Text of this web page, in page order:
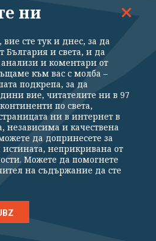
се срещнаха с и.д.
МВР заради случая
ИКОНОМИКА СВЕТЪТ
МНЕНИЯ
ни
сте тук и днес, за да
България и света, и да
и коментари от
към вас с молба –
подкрепа, за да
вие, читателите ни в 97
по света,
ни в интернет в
независима и качествена
да допринесете за
неприкривана от
Можете да помогнете
на съдържание да сте